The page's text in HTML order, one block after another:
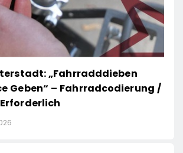
„Fahrradddieben
Geben“ – Fahrradcodierung /